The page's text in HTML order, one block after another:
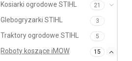
Kosiarki ogrodowe STIHL 21
Glebogryzarki STIHL 3
Traktory ogrodowe STIHL 5
Roboty koszące iMOW 15